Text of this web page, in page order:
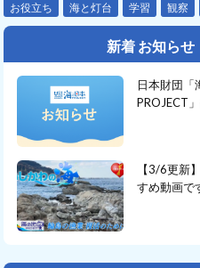
お役立ち
海と灯台 学習 観察
新着 お知らせ
日本財団「
PROJECT
【3/6更新
すめ動画で